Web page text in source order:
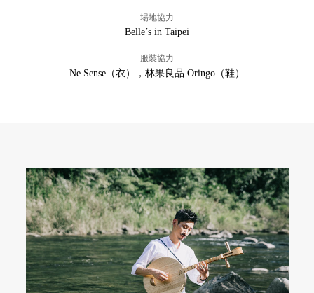
場地協力
Belle’s in Taipei
服裝協力
Ne.Sense（衣），林果良品 Oringo（鞋）